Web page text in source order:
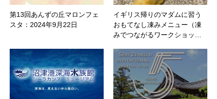
第13回あんずの丘マロンフェ
スタ：2024年9月22日
イギリス帰りのマダムに習う
おもてなし凍みメニュー（凍
みでつながるワークショッ…